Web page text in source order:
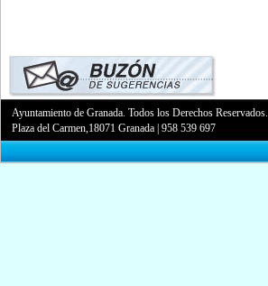
Ayuntamiento de Granada. Todos los Derechos Reservados.
Plaza del Carmen,18071 Granada |958 539 697